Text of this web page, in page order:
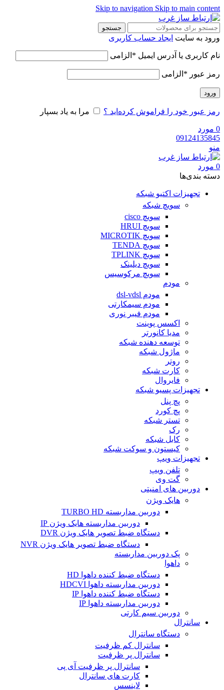
Skip to navigation Skip to main content
جستجو
ورود به سایت ایجاد حساب کاربری
نام کاربری یا آدرس ایمیل * الزامی
رمز عبور * الزامی
ورود
رمز عبور خود را فراموش کرده‌اید ؟ مرا به یاد بسپار
0 مورد
09124135845
منو
0 مورد
دسته‌ بندی‌ها
تجهیزات اکتیو شبکه
سویچ شبکه
سویچ cisco
سویچ HRUI
سویچ MICROTIK
سویچ TENDA
سویچ TPLINK
سویچ دیلینک
سویچ مرکوسیس
مودم
مودم dsl-vdsl
مودم سیمکارتی
مودم فیبر نوری
اکسس پوینت
مدیا کانورتر
توسعه دهنده شبکه
ماژول شبکه
روتر
کارت شبکه
فایروال
تجهیزات پسیو شبکه
پچ پنل
پچ کورد
تستر شبکه
رک
کابل شبکه
کیستون و سوکت شبکه
تجهیزات ویپ
تلفن ویپ
گت وی
دوربین های امنیتی
هایک ویژن
دوربین مداربسته TURBO HD
دوربین مداربسته هایک ویژن IP
دستگاه ضبط تصویر هایک ویژن DVR
دستگاه ضبط تصویر هایک ویژن NVR
پک دوربین مداربسته
داهوا
دستگاه ضبط کننده داهوا HD
دوربین مداربسته داهوا HDCVI
دستگاه ضبط کننده داهوا IP
دوربین مداربسته داهوا IP
دوربین سیم کارتی
سانترال
دستگاه سانترال
سانترال کم ظرفیت
سانترال پر ظرفیت
سانترال پر ظرفیت آی پی
کارت های سانترال
لاینسس